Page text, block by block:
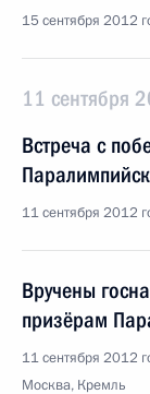
15 сентября 2012
11 сентября
Встреча с
11 сентября 2012
Вручены
призёрам
11 сентября 2012
Москва, Кремль